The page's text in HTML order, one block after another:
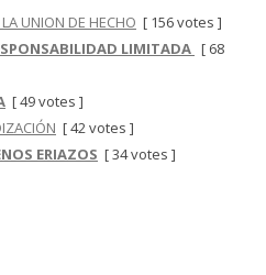
UNION DE HECHO [ 156 votes ]
LIMITADA [ 68
[ 49 votes ]
[ 42 votes ]
ERIAZOS [ 34 votes ]